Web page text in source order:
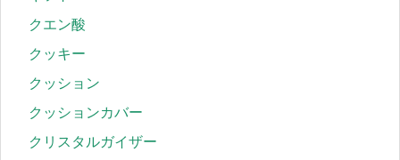
クエン酸
クッキー
クッション
クッションカバー
クリスタルガイザー